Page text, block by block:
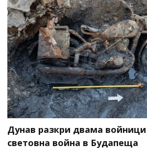
Дунав разкри двама
световна война в Будапеща